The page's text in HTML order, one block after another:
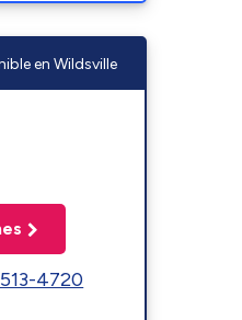
en Wildsville
4720